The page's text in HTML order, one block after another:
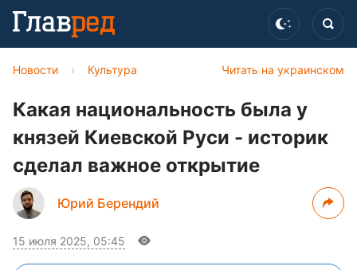
Читать на украинском
Новости › Культура
Какая национальность была у
князей Киевской Руси - историк
сделал важное открытие
Юрий Берендий
15 июля 2025, 05:45